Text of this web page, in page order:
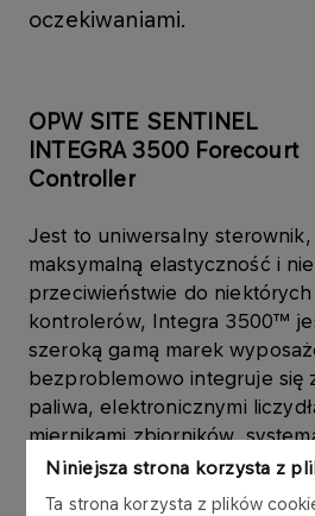
Niniejsza strona korzysta z
Ta strona korzysta z plików
oczekiwaniami.
OPW SITE SENTINEL
INTEGRA 3500 Forecourt
Controller
Jest to uniwersalny
maksymalną elastyczność i
przeciwieństwie do
kontrolerów, Integra 3500™
szeroką gamą marek
bezproblemowo integruje się
paliwa, elektronicznymi
miernikami zbiorników,
aby zapewnić obszerne i
wszelkich działań na stacji